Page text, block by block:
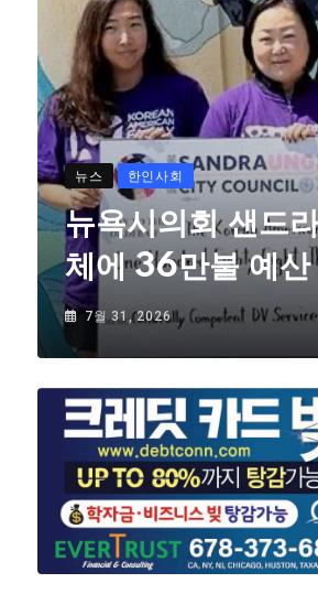
뉴스 한인사회
뉴욕시의회 샌드
체에 36만불 예산
7월 31, 2026